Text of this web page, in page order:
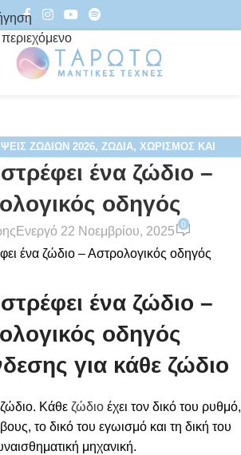
ΖΩΔΊΩΝ 2026, ΖΏΔΙΑ, ΧΩΡΙΣΜΌΣ ΚΑΙ
ΕΠΑΝΑΣΎΝΔΕΣΗένα ζώδιο –
οδηγός
Ενεργό 22 Νοεμβρίου, 2025
0
ένα ζώδιο –
οδηγός
για κάθε ζώδιο
ζώδιο. Κάθε ζώδιοέχει τον δικό του ρυθμό,
το δικό του εγωισμό και τη δική του
μηχανική.